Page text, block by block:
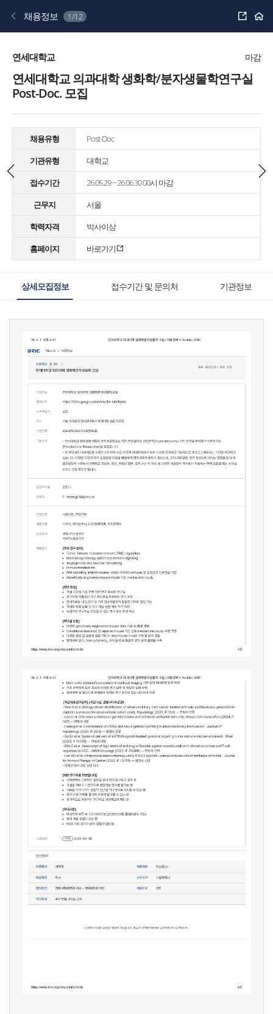
채용정보 1/12 공
하
홈
연세대학교 마감
연세대학교 의과대학 생화학/분자생물학연구실
Post-Doc. 모집
채용유형
Post-Doc
기관유형
대학교
접수기간
26.05.29 ~ 26.06.30 00시 마감
근무지
서울
학력자격
박사이상
홈페이지
바로가기
상세모집정보 접수기간 및 문의처 기관정보